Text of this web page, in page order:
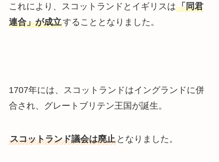
これにより、スコットランドとイギリスは「同君
連合」が成立することとなりました。
1707年には、スコットランドはイングランドに併
合され、グレートブリテン王国が誕生。
スコットランド議会は廃止となりました。